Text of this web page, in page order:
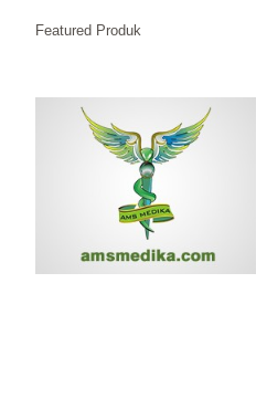
Featured Produk